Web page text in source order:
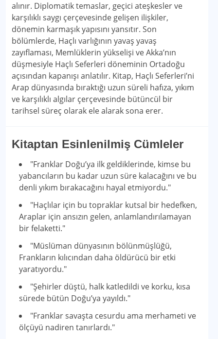
alınır. Diplomatik temaslar, geçici ateşkesler ve
karşılıklı saygı çerçevesinde gelişen ilişkiler,
dönemin karmaşık yapısını yansıtır. Son
bölümlerde, Haçlı varlığının yavaş yavaş
zayıflaması, Memlüklerin yükselişi ve Akka’nın
düşmesiyle Haçlı Seferleri döneminin Ortadoğu
açısından kapanışı anlatılır. Kitap, Haçlı Seferleri’ni
Arap dünyasında bıraktığı uzun süreli hafıza, yıkım
ve karşılıklı algılar çerçevesinde bütüncül bir
tarihsel süreç olarak ele alarak sona erer.
Kitaptan Esinlenilmiş Cümleler
"Franklar Doğu’ya ilk geldiklerinde, kimse bu
yabancıların bu kadar uzun süre kalacağını ve bu
denli yıkım bırakacağını hayal etmiyordu."
"Haçlılar için bu topraklar kutsal bir hedefken,
Araplar için ansızın gelen, anlamlandırılamayan
bir felaketti."
"Müslüman dünyasının bölünmüşlüğü,
Frankların kılıcından daha öldürücü bir etki
yaratıyordu."
"Şehirler düştü, halk katledildi ve korku, kısa
sürede bütün Doğu’ya yayıldı."
"Franklar savaşta cesurdu ama merhameti ve
ölçüyü nadiren tanırlardı."